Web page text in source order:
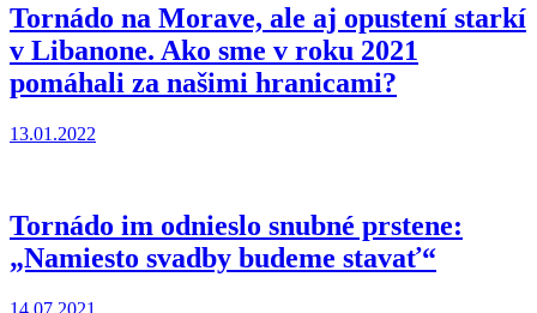
Tornádo na Morave, ale aj opustení starkí
v Libanone. Ako sme v roku 2021
pomáhali za našimi hranicami?
13.01.2022
Tornádo im odnieslo snubné prstene:
„Namiesto svadby budeme stavať“
14.07.2021